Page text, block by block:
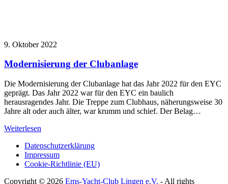
9. Oktober 2022
Modernisierung der Clubanlage
Die Modernisierung der Clubanlage hat das Jahr 2022 für den EYC
geprägt. Das Jahr 2022 war für den EYC ein baulich
herausragendes Jahr. Die Treppe zum Clubhaus, näherungsweise 30
Jahre alt oder auch älter, war krumm und schief. Der Belag…
Weiterlesen
Datenschutzerklärung
Impressum
Cookie-Richtlinie (EU)
Copyright © 2026 Ems-Yacht-Club Lingen e.V. - All rights